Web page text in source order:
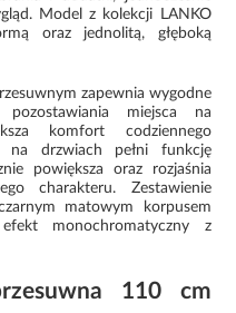
Model z kolekcji LANKO
oraz jednolitą, głęboką
zapewnia wygodne
miejsca na
komfort codziennego
na drzwiach pełni funkcję
powiększa oraz rozjaśnia
charakteru. Zestawienie
matowym korpusem
monochromatyczny z
110 cm